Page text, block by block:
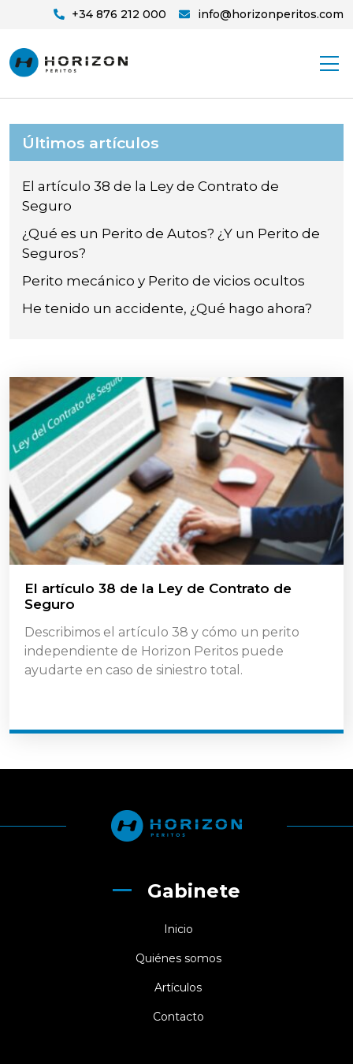
+34 876 212 000 info@horizonperitos.com
El artículo 38 de la Ley de Contrato de
Seguro
Describimos el artículo 38 y cómo un perito
independiente de Horizon Peritos puede
ayudarte en caso de siniestro total.
Últimos artículos
El artículo 38 de la Ley de Contrato de
Seguro
¿Qué es un Perito de Autos? ¿Y un Perito de
Seguros?
Perito mecánico y Perito de vicios ocultos
He tenido un accidente, ¿Qué hago ahora?
Gabinete
Inicio
Quiénes somos
Artículos
Contacto